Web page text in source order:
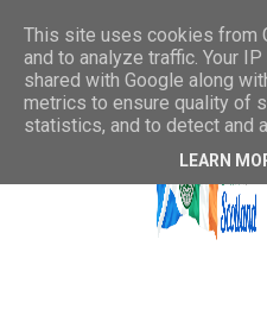
This site uses cookies from
and to analyze traffic. Your
shared with Google along
metrics to ensure quality of
statistics, and to detect and
LEARN